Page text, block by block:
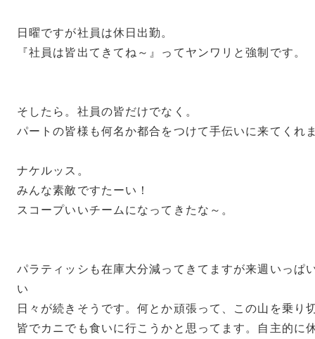
日曜ですが社員は休日出勤。
『社員は皆出てきてね～』ってヤンワリと強制です。
そしたら。社員の皆だけでなく。
パートの皆様も何名か都合をつけて手伝いに来てくれ
ナケルッス。
みんな素敵ですたーい！
スコープいいチームになってきたな～。
パラティッシも在庫大分減ってきてますが来週いっぱ
い
日々が続きそうです。何とか頑張って、この山を乗り
皆でカニでも食いに行こうかと思ってます。自主的に